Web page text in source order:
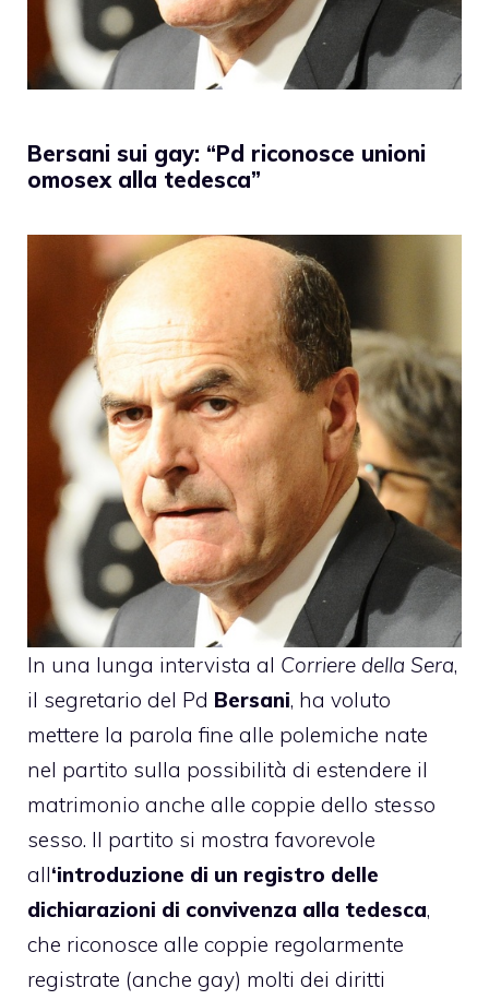
Bersani sui gay: “Pd riconosce unioni
omosex alla tedesca”
In una lunga intervista al Corriere della Sera,
il segretario del Pd Bersani, ha voluto
mettere la parola fine alle polemiche nate
nel partito sulla possibilità di estendere il
matrimonio anche alle coppie dello stesso
sesso. Il partito si mostra favorevole
all‘introduzione di un registro delle
dichiarazioni di convivenza alla tedesca,
che riconosce alle coppie regolarmente
registrate (anche gay) molti dei diritti